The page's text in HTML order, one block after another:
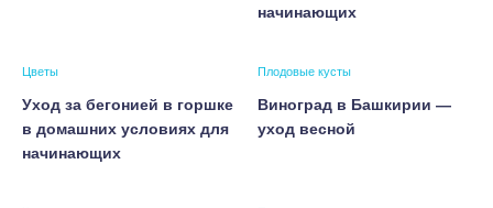
начинающих
Цветы
Уход за бегонией в горшке
в домашних условиях для
начинающих
Плодовые кусты
Виноград в Башкирии —
уход весной